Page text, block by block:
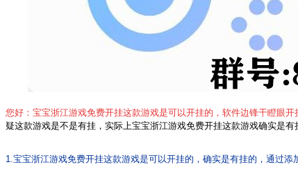
您好：宝宝浙江游戏免费开挂这款游戏是可以开挂的，软件边锋干瞪眼开
疑这款游戏是不是有挂，实际上宝宝浙江游戏免费开挂这款游戏确实是有
1.宝宝浙江游戏免费开挂这款游戏是可以开挂的，确实是有挂的， 通过添